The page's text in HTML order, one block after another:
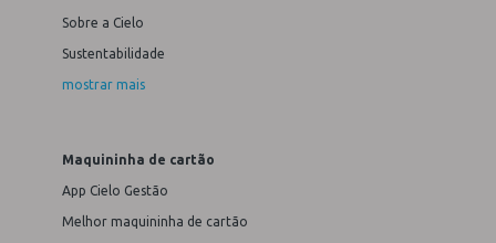
Sobre a Cielo
Sustentabilidade
mostrar mais
Maquininha de cartão
App Cielo Gestão
Melhor maquininha de cartão